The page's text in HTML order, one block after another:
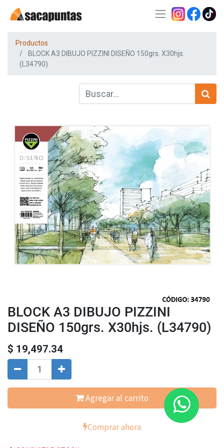
Productos
BLOCK A3 DIBUJO PIZZINI DISEÑO 150grs. X30hjs.
(L34790)
BLOCK A3 DIBUJO PIZZINI
DISEÑO 150grs. X30hjs. (L34790)
$ 19,497.34
Agregar al carrito
Comprar ahora